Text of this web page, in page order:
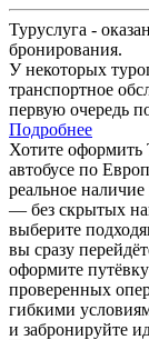
Туруслуга -
бронирования.
У некоторых
транспортное
первую очередь
Подробнее
Хотите
автобусе по
реальное
— без скрытых
выберите
вы сразу
оформите
проверенных
гибкими
и забронируйте